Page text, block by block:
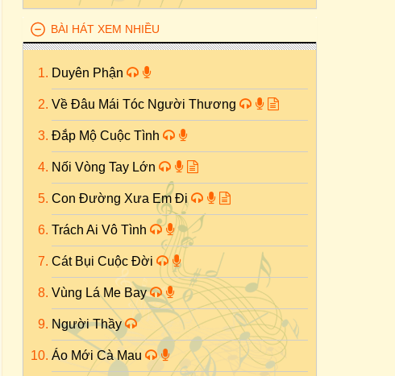
BÀI HÁT XEM NHIỀU
Duyên Phận
Về Đâu Mái Tóc Người Thương
Đắp Mộ Cuộc Tình
Nối Vòng Tay Lớn
Con Đường Xưa Em Đi
Trách Ai Vô Tình
Cát Bụi Cuộc Đời
Vùng Lá Me Bay
Người Thầy
Áo Mới Cà Mau